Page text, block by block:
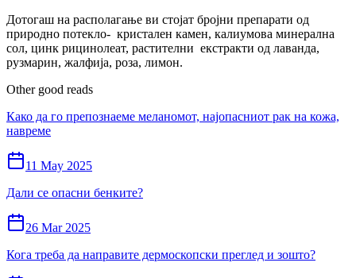
Дотогаш на располагање ви стојат бројни препарати од
природно потекло- кристален камен, калиумова минерална
сол, цинк рицинолеат, растителни екстракти од лаванда,
рузмарин, жалфија, роза, лимон.
Other good reads
Како да го препознаеме меланомот, најопасниот рак на кожа,
навреме
11 May 2025
Дали се опасни бенките?
26 Mar 2025
Кога треба да направите дермоскопски преглед и зошто?